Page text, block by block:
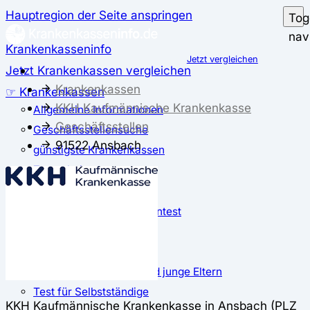
Hauptregion der Seite anspringen
Krankenkasseninfo
Jetzt Krankenkassen vergleichen
☞ Krankenkassen
Allgemeine Informationen
Geschäftsstellensuche
günstigste Krankenkassen
Zusatzbeitrag
Der große Krankenkassentest
Test für Schwangere und junge Eltern
Test für Selbstständige
Jetzt vergleichen
Krankenkassen
KKH Kaufmännische Krankenkasse
Geschäftsstellen
91522 Ansbach
KKH Kaufmännische Krankenkasse in Ansbach (PLZ